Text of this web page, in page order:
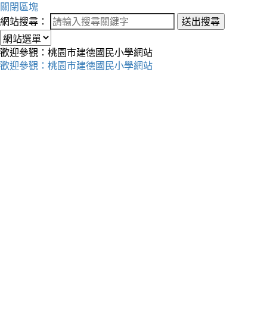
關閉區塊
網站搜尋：
送出搜尋
歡迎參觀：桃園市建德國民小學網站
歡迎參觀：桃園市建德國民小學網站